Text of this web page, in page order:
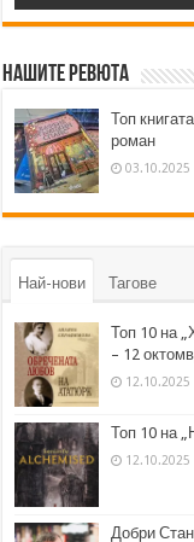
Нашите ревюта
Топ
роман
03.10.2025
Най-нови Тагове
Топ 10 на
– 12
12.10.2025
Топ 10 на
12.10.2025
Добри